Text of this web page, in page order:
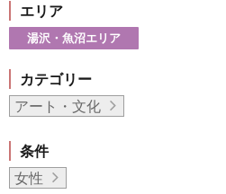
エリア
湯沢・魚沼エリア
カテゴリー
アート・文化
条件
女性